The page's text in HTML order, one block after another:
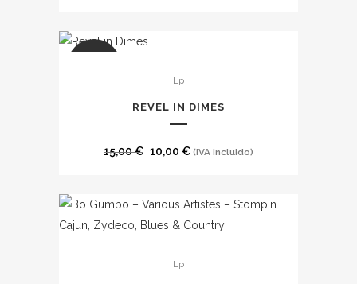
Lp
REVEL IN DIMES
15,00€ El
era:
15,00 €.
10,00 €El
es:
10,00 €.
(IVA Incluido)
Lp